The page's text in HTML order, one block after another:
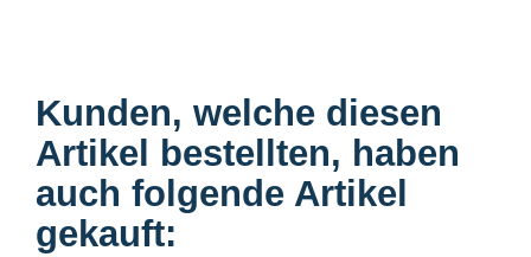
Kunden, welche diesen
Artikel bestellten, haben
auch folgende Artikel
gekauft: